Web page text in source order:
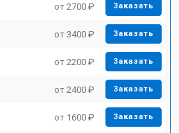
от 2700 ₽ Заказать
от 3400 ₽ Заказать
от 2200 ₽ Заказать
от 2400 ₽ Заказать
от 1600 ₽ Заказать